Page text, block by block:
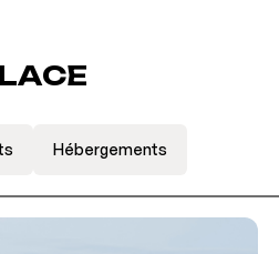
Hébergements